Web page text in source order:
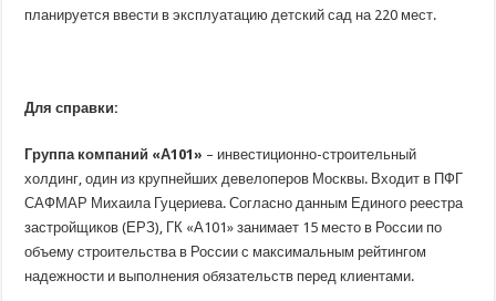
планируется ввести в эксплуатацию детский сад на 220 мест.
Для справки:
Группа компаний «А101» – инвестиционно-строительный
холдинг, один из крупнейших девелоперов Москвы. Входит в ПФГ
САФМАР Михаила Гуцериева. Согласно данным Единого реестра
застройщиков (ЕРЗ), ГК «А101» занимает 15 место в России по
объему строительства в России с максимальным рейтингом
надежности и выполнения обязательств перед клиентами.